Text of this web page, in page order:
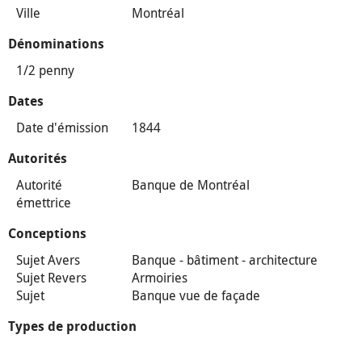
Ville
Montréal
Dénominations
1/2 penny
Dates
Date d'émission 1844
Autorités
Autorité
émettrice
Banque de Montréal
Conceptions
Sujet Avers
Banque - bâtiment - architecture
Sujet Revers
Armoiries
Sujet
Banque vue de façade
Types de production